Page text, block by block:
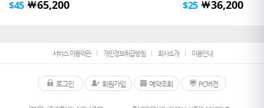
$45 ￦65,200 $25 ￦36,200
서비스 이용약관 개인정보취급방침 회사소개 이용안내
로그인 회원가입 예약조회 PC버전